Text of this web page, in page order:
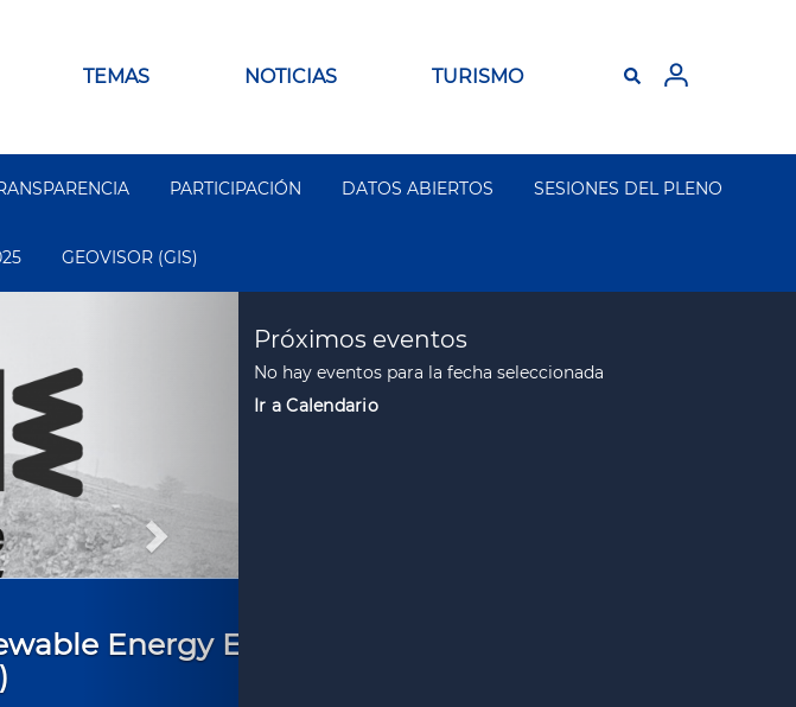
TEMAS NOTICIAS TURISMO
PARTICIPACIÓN DATOS ABIERTOS SESIONES DEL PLENO
GEOVISOR (GIS)
Energy El Hierro 2026
Próximos eventos
No hay eventos para la fecha seleccionada
Ir a Calendario